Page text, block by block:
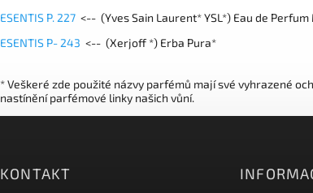
ESENTIS P. 227 <-- (Yves Sain Laurent* YSL*) Eau de Perfum
ESENTIS P- 243 <-- (Xerjoff *) Erba Pura*
* Veškeré zde použité názvy parfémů mají své vyhrazené
nastínění parfémové linky našich vůní.
KONTAKT